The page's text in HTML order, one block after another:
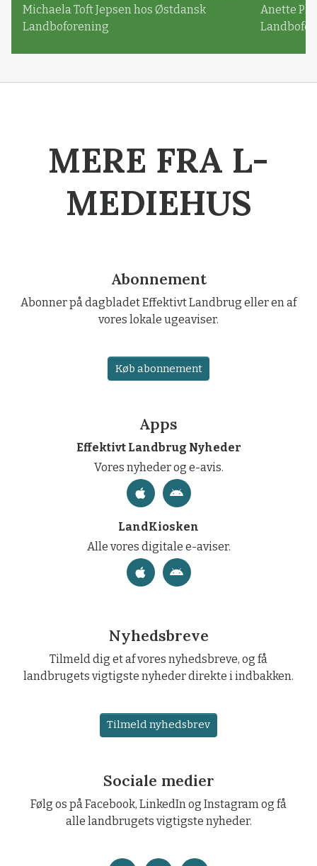
Michaela Toft Jepsen hos Østdansk
Landboforening
Anette
MERE FRA L-
MEDIEHUS
Abonnement
Abonner på dagbladet Effektivt Landbrug eller en af
vores lokale ugeaviser.
Køb abonnement
Apps
Effektivt Landbrug Nyheder
Vores nyheder og e-avis.
LandKiosken
Alle vores digitale e-aviser.
Nyhedsbreve
Tilmeld dig et af vores nyhedsbreve, og få
landbrugets vigtigste nyheder direkte i indbakken.
Tilmeld nyhedsbrev
Sociale medier
Følg os på Facebook, LinkedIn og Instagram og få
alle landbrugets vigtigste nyheder.